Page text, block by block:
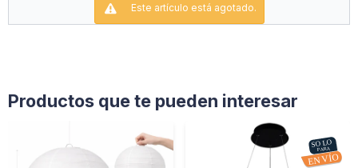
Este artículo está agotado.
Productos que te pueden interesar